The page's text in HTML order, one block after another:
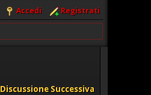
Accedi Registrati
Discussione Successiva